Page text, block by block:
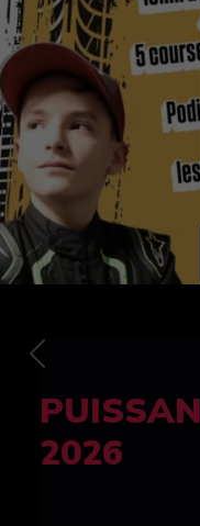
FELINE
féminine
Previous